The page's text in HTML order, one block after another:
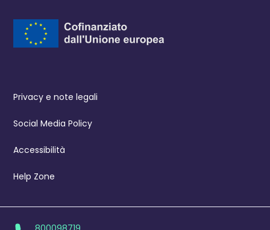
Privacy e note legali
Social Media Policy
Accessibilità
Help Zone